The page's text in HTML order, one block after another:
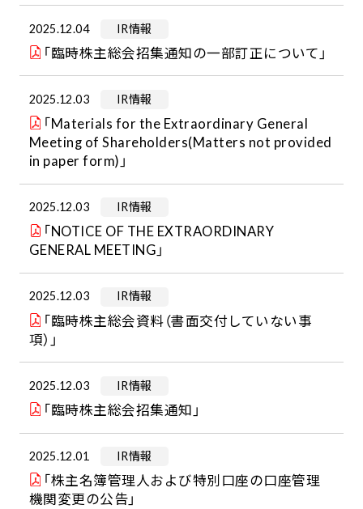
2025.12.04 IR情報
「臨時株主総会招集通知の一部訂正について」
2025.12.03 IR情報
「Materials for the Extraordinary General
Meeting of Shareholders(Matters not provided
in paper form)」
2025.12.03 IR情報
「NOTICE OF THE EXTRAORDINARY
GENERAL MEETING」
2025.12.03 IR情報
「臨時株主総会資料（書面交付していない事
項）」
2025.12.03 IR情報
「臨時株主総会招集通知」
2025.12.01 IR情報
「株主名簿管理人および特別口座の口座管理
機関変更の公告」